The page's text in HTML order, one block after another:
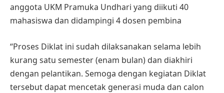
anggota UKM Pramuka Undhari yang diikuti 40
mahasiswa dan didampingi 4 dosen pembina
“Proses Diklat ini sudah dilaksanakan selama lebih
kurang satu semester (enam bulan) dan diakhiri
dengan pelantikan. Semoga dengan kegiatan Diklat
tersebut dapat mencetak generasi muda dan calon